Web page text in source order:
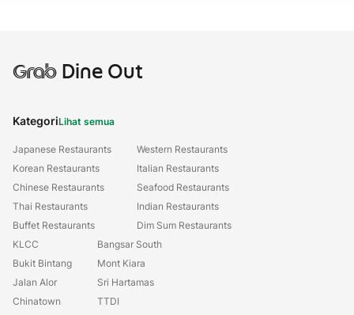
GrabDine Out
KategoriLihat semua
Japanese Restaurants
Korean Restaurants
Chinese Restaurants
Thai Restaurants
Buffet Restaurants
Western Restaurants
Italian Restaurants
Seafood Restaurants
Indian Restaurants
Dim Sum Restaurants
KLCC
Bukit Bintang
Jalan Alor
Chinatown
Bangsar South
Mont Kiara
Sri Hartamas
TTDI